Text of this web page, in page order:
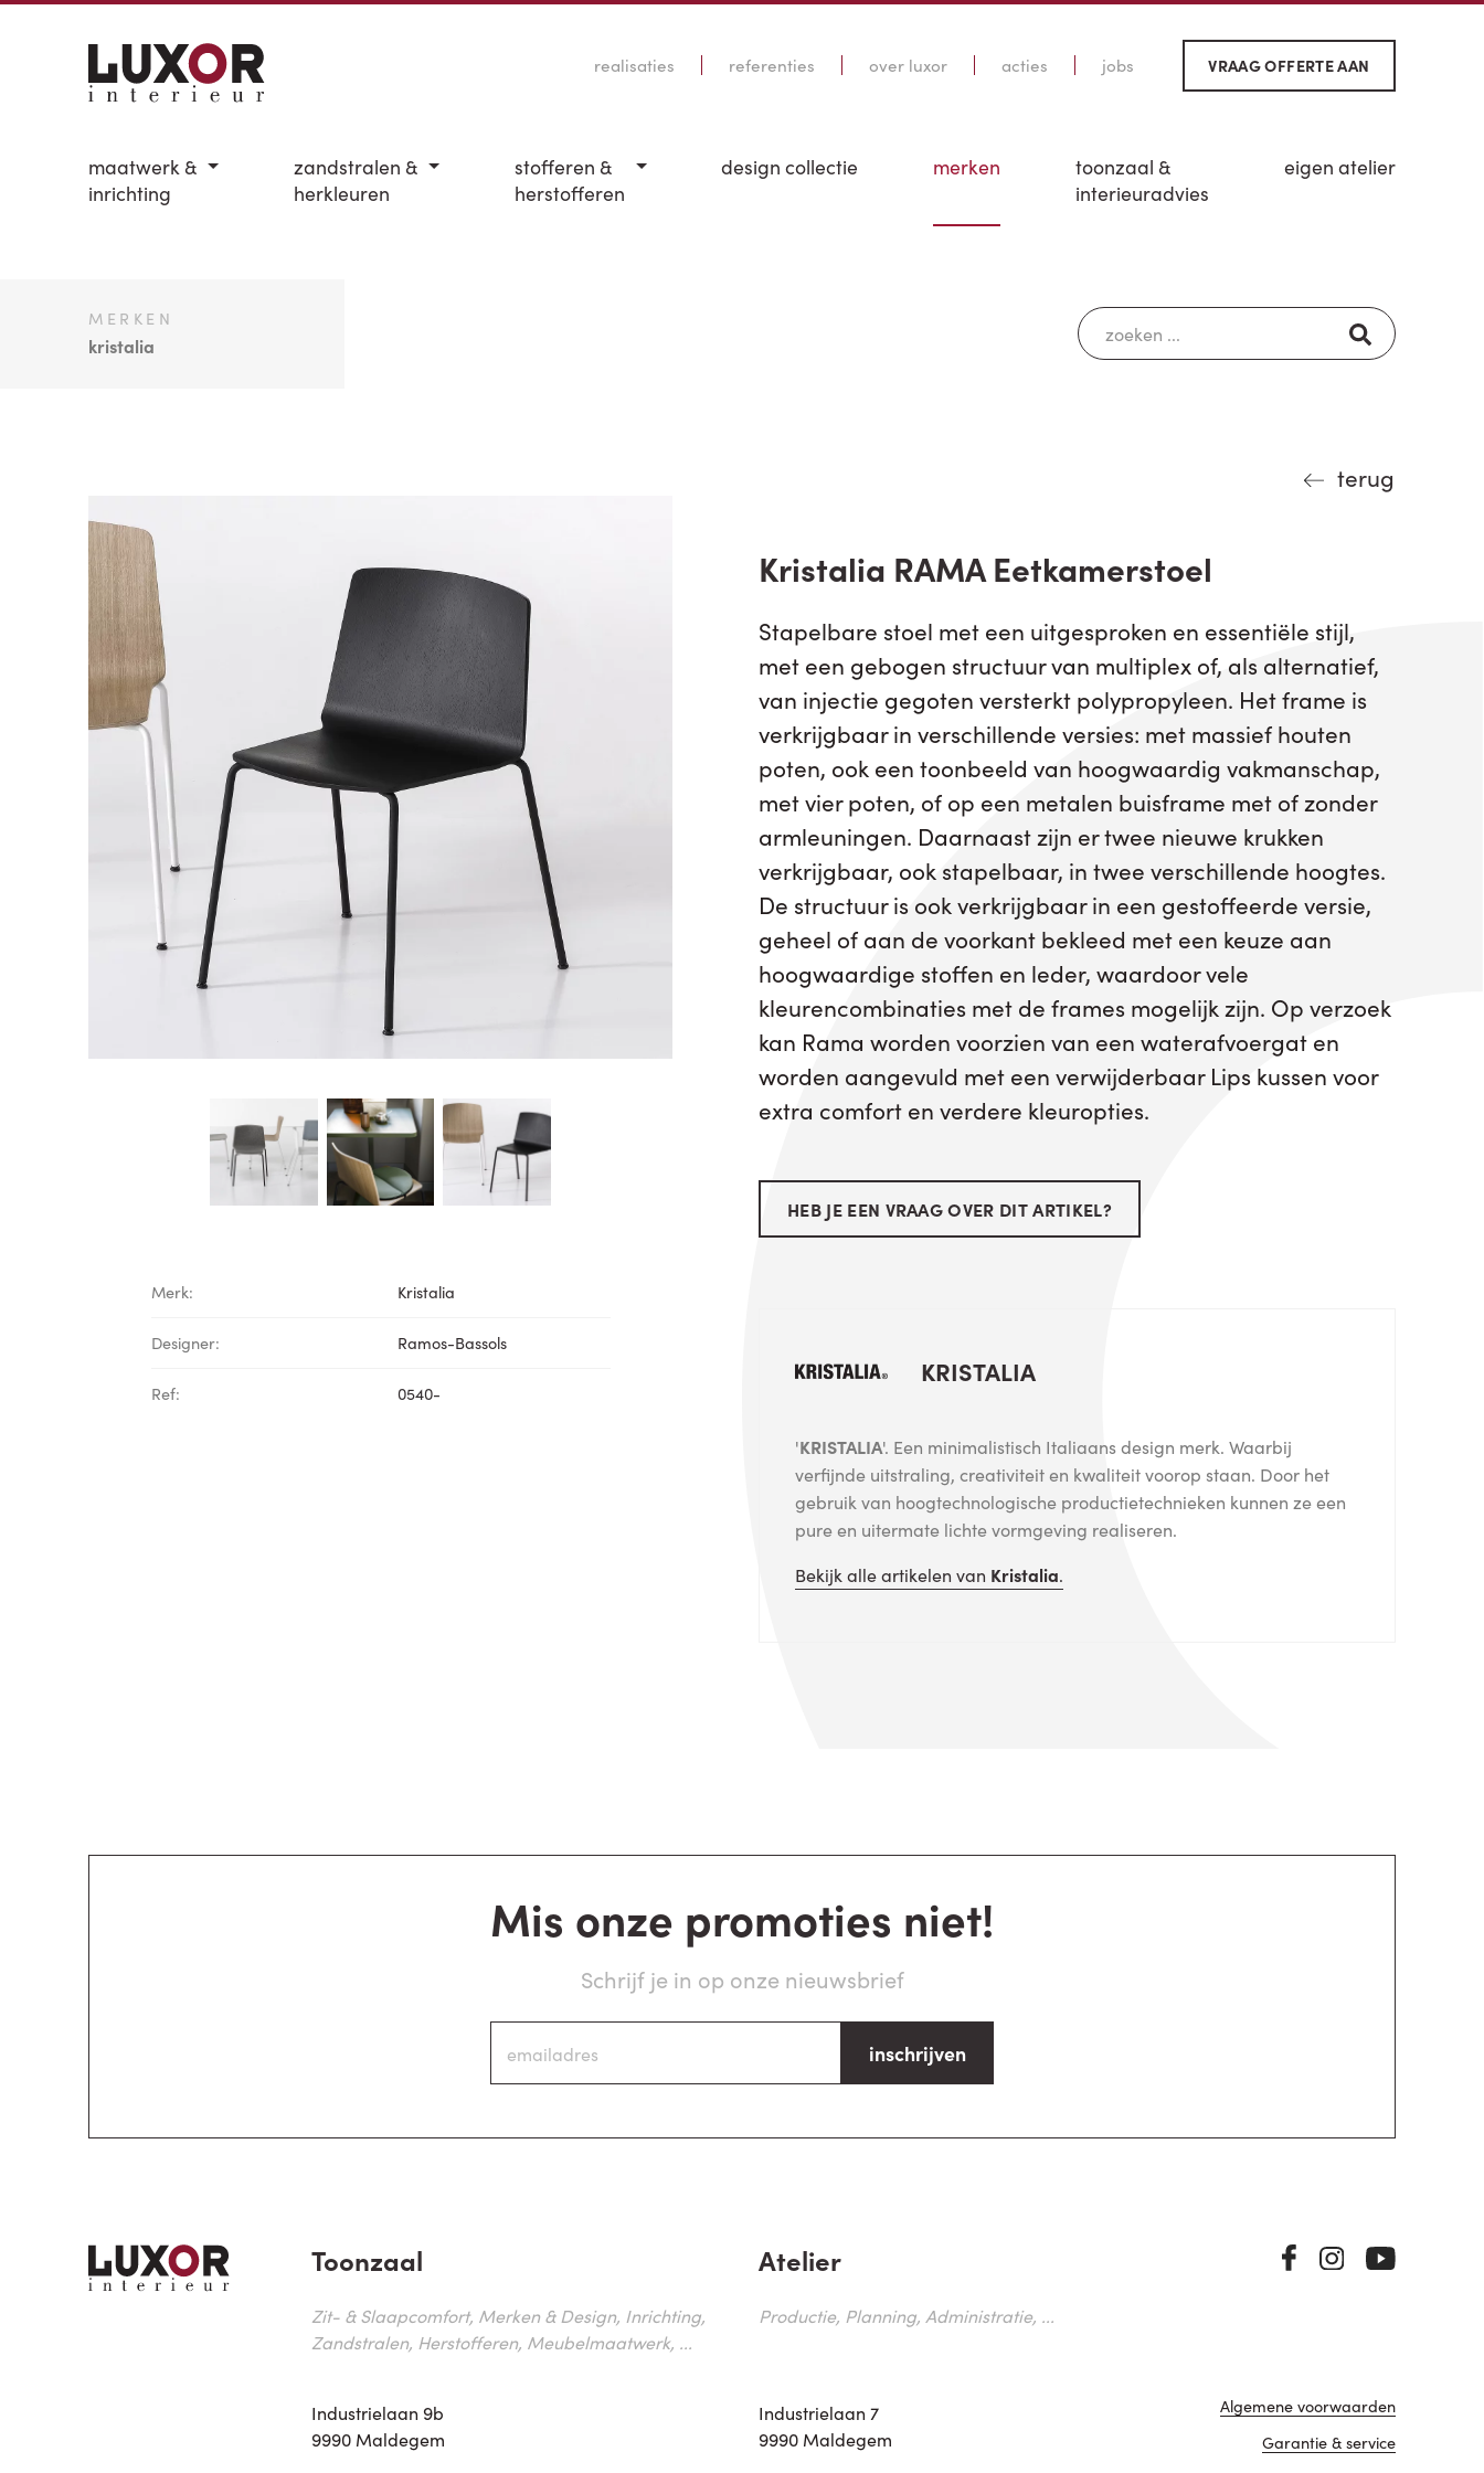
realisaties referenties over luxor acties jobs VRAAG OFFERTE AAN
maatwerk &
inrichting
zandstralen &
herkleuren
stofferen &
herstofferen
design collectie merken
toonzaal &
interieuradvies
eigen atelier
MERKEN
kristalia
terug
Merk: Kristalia
Designer: Ramos-Bassols
Ref: 0540-
Kristalia RAMA Eetkamerstoel
Stapelbare stoel met een uitgesproken en essentiële stijl,
met een gebogen structuur van multiplex of, als alternatief,
van injectie gegoten versterkt polypropyleen. Het frame is
verkrijgbaar in verschillende versies: met massief houten
poten, ook een toonbeeld van hoogwaardig vakmanschap,
met vier poten, of op een metalen buisframe met of zonder
armleuningen. Daarnaast zijn er twee nieuwe krukken
verkrijgbaar, ook stapelbaar, in twee verschillende hoogtes.
De structuur is ook verkrijgbaar in een gestoffeerde versie,
geheel of aan de voorkant bekleed met een keuze aan
hoogwaardige stoffen en leder, waardoor vele
kleurencombinaties met de frames mogelijk zijn. Op verzoek
kan Rama worden voorzien van een waterafvoergat en
worden aangevuld met een verwijderbaar Lips kussen voor
extra comfort en verdere kleuropties.
HEB JE EEN VRAAG OVER DIT ARTIKEL?
KRISTALIA
'KRISTALIA'. Een minimalistisch Italiaans design merk. Waarbij
verfijnde uitstraling, creativiteit en kwaliteit voorop staan. Door het
gebruik van hoogtechnologische productietechnieken kunnen ze een
pure en uitermate lichte vormgeving realiseren.
Bekijk alle artikelen van Kristalia.
Mis onze promoties niet!
Schrijf je in op onze nieuwsbrief
inschrijven
Toonzaal
Zit- & Slaapcomfort, Merken & Design, Inrichting,
Zandstralen, Herstofferen, Meubelmaatwerk, ...
Industrielaan 9b
9990 Maldegem
Atelier
Productie, Planning, Administratie, ...
Industrielaan 7
9990 Maldegem
Algemene voorwaarden
Garantie & service